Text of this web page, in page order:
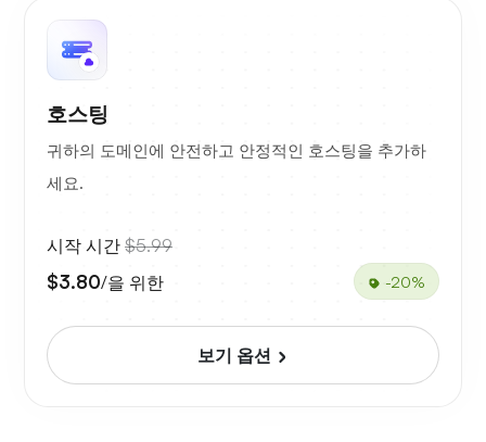
호스팅
귀하의 도메인에 안전하고 안정적인 호스팅을 추가하
세요.
시작 시간 $5.99
$3.80/을 위한 -20%
보기 옵션